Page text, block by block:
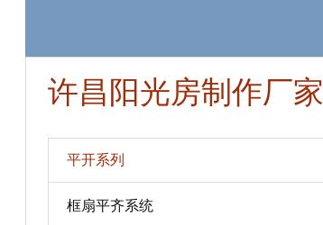
许昌阳光房制作厂家
平开系列
框扇平齐系统